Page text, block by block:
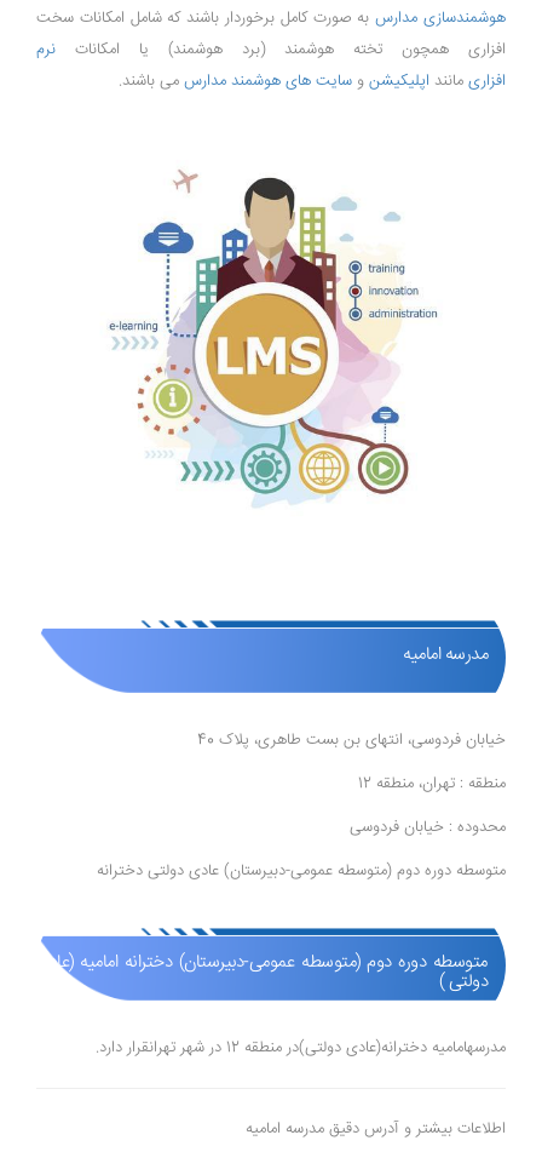
هوشمندسازی مدارسبه صورت کامل برخوردار باشند که شامل امکانات سخت
افزاری همچون تخته هوشمند (برد هوشمند) یا امکانات نرم
افزاری مانند اپلیکیشن و سایت های هوشمند مدارس می باشند.
مدرسه امامیه
خیابان فردوسی، انتهای بن بست طاهری، پلاک 40
منطقه : تهران، منطقه 12
محدوده : خیابان فردوسی
متوسطه دوره دوم (متوسطه عمومی-دبیرستان) عادی دولتی دخترانه
متوسطه دوره دوم (متوسطه عمومی-دبیرستان) دخترانه امامیه (عادی
دولتی )
مدرسهامامیه دخترانه(عادی دولتی)در منطقه 12 در شهر تهرانقرار دارد.
اطلاعات بیشتر و آدرس دقیق مدرسه امامیه